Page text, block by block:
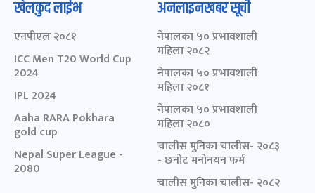
खेलकुद लाईभ
एनपीएल २०८१
ICC Men T20 World Cup
2024
IPL 2024
Aaha RARA Pokhara
gold cup
Nepal Super League -
2080
अनलाइनखबर सूची
नेपालका ५० प्रभावशाली
महिला २०८२
नेपालका ५० प्रभावशाली
महिला २०८१
नेपालका ५० प्रभावशाली
महिला २०८०
चालीस मुनिका चालीस- २०८३
- छनोट मनोनयन फर्म
चालीस मुनिका चालीस- २०८२